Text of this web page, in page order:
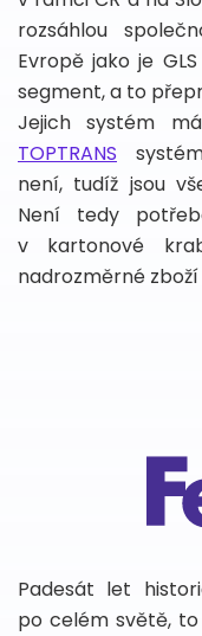
rozsáhlou
Evropě jako je
segment, a to
Jejich systém
TOPTRANS
není, tudíž jsou
Není tedy
v kartonové
nadrozměrné
Padesát let
po celém světě, to